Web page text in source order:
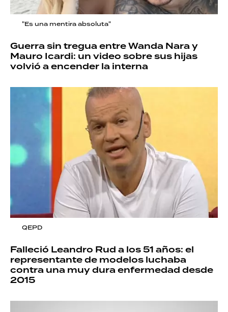
"Es una mentira absoluta"
Guerra sin tregua entre Wanda Nara y
Mauro Icardi: un video sobre sus hijas
volvió a encender la interna
QEPD
Falleció Leandro Rud a los 51 años: el
representante de modelos luchaba
contra una muy dura enfermedad desde
2015